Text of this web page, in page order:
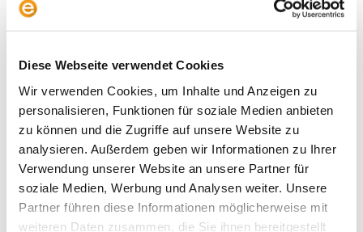
Diese Webseite verwendet Cookies
Wir verwenden Cookies, um Inhalte und Anzeigen zu
personalisieren, Funktionen für soziale Medien anbieten
zu können und die Zugriffe auf unsere Website zu
analysieren. Außerdem geben wir Informationen zu Ihrer
Verwendung unserer Website an unsere Partner für
soziale Medien, Werbung und Analysen weiter. Unsere
Partner führen diese Informationen möglicherweise mit
weiteren Daten zusammen, die Sie ihnen bereitgestellt
Schwedenrente, SpaceX und schiefe Indizes
Archive
2026
2025